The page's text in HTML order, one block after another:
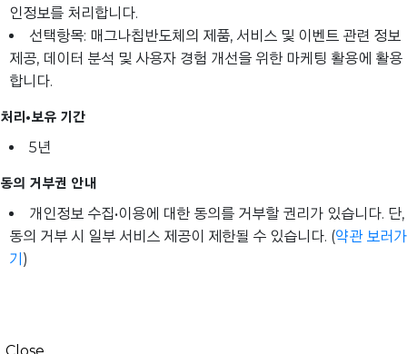
인정보를 처리합니다.
선택항목: 매그나칩반도체의 제품, 서비스 및 이벤트 관련 정보
제공, 데이터 분석 및 사용자 경험 개선을 위한 마케팅 활용에 활용
합니다.
처리•보유 기간
5년
동의 거부권 안내
개인정보 수집•이용에 대한 동의를 거부할 권리가 있습니다. 단,
동의 거부 시 일부 서비스 제공이 제한될 수 있습니다. (약관 보러가
기 )